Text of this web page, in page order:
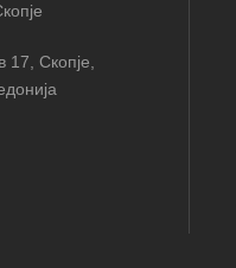
17, Скопје,